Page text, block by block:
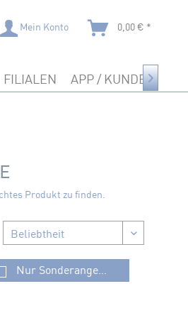
Mein Konto 0,00 € *
FILIALEN APP / 
Produkt zu finden.
Nur Sonderangebote